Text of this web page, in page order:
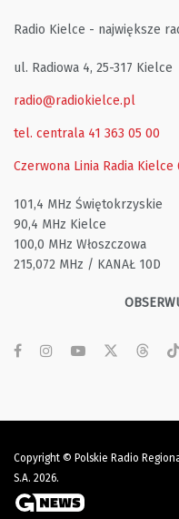
Radio Kielce - największe
ul. Radiowa 4, 25-317 Kielce
radio@radiokielce.pl
tel. centrala 41 363 05 00
Czerwona Linia Radia Kielce
101,4 MHz Świętokrzyskie
90,4 MHz Kielce
100,0 MHz Włoszczowa
215,072 MHz / KANAŁ 10D
Copyright © Polskie Radio
S.A. 2026.